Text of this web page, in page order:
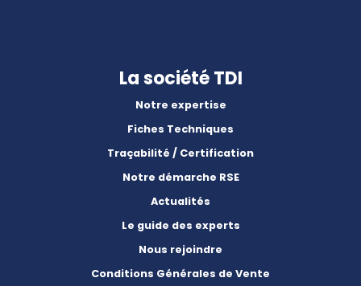
La société TDI
Notre expertise
Fiches Techniques
Traçabilité / Certification
Notre démarche RSE
Actualités
Le guide des experts
Nous rejoindre
Conditions Générales de Vente